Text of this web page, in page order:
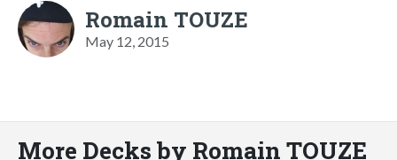
Romain TOUZE
May 12, 2015
More Decks by Romain TOUZE